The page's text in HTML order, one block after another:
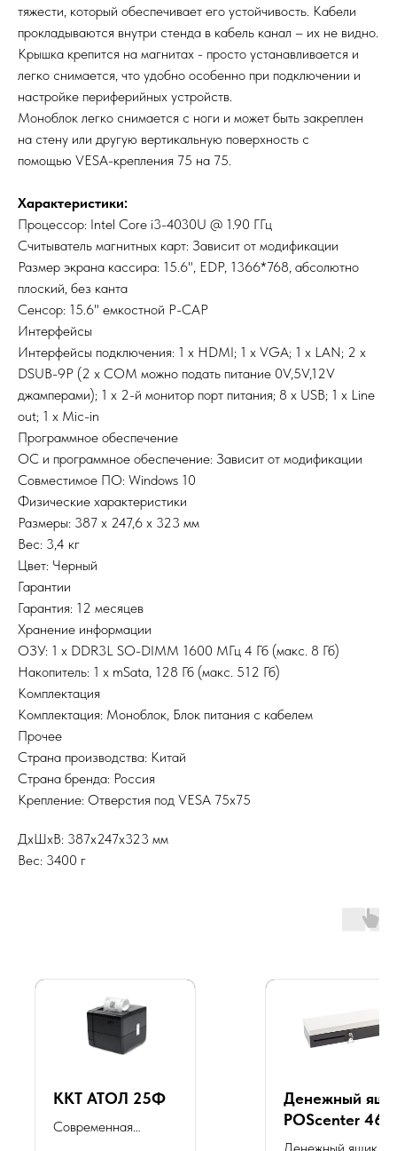
тяжести, который обеспечивает его устойчивость. Кабели
прокладываются внутри стенда в кабель канал – их не видно.
Крышка крепится на магнитах - просто устанавливается и
легко снимается, что удобно особенно при подключении и
настройке периферийных устройств.
Моноблок легко снимается с ноги и может быть закреплен
на стену или другую вертикальную поверхность с
помощью VESA-крепления 75 на 75.
Характеристики:
Процессор: Intel Core i3-4030U @ 1.90 ГГц
Считыватель магнитных карт: Зависит от модификации
Размер экрана кассира: 15.6", EDP, 1366*768, абсолютно
плоский, без канта
Сенсор: 15.6" емкостной P-CAP
Интерфейсы
Интерфейсы подключения: 1 x HDMI; 1 x VGA; 1 x LAN; 2 x
DSUB-9P (2 x COM можно подать питание 0V,5V,12V
джамперами); 1 x 2-й монитор порт питания; 8 x USB; 1 x Line
out; 1 x Mic-in
Программное обеспечение
ОС и программное обеспечение: Зависит от модификации
Совместимое ПО: Windows 10
Физические характеристики
Размеры: 387 х 247,6 х 323 мм
Вес: 3,4 кг
Цвет: Черный
Гарантии
Гарантия: 12 месяцев
Хранение информации
ОЗУ: 1 х DDR3L SO-DIMM 1600 МГц 4 Гб (макс. 8 Гб)
Накопитель: 1 х mSata, 128 Гб (макс. 512 Гб)
Комплектация
Комплектация: Моноблок, Блок питания с кабелем
Прочее
Страна производства: Китай
Страна бренда: Россия
Крепление: Отверстия под VESA 75x75
ДxШxВ: 387x247x323 мм
Вес: 3400 г
ККТ АТОЛ 25Ф
Современная
Денежный
POScenter
460x170x103,